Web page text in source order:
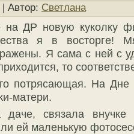
Автор: Светлана
на ДР новую куколку
я в восторге!
Я сама с ней с
то
потрясающая. На
матери.
связала внучке
ей маленькую